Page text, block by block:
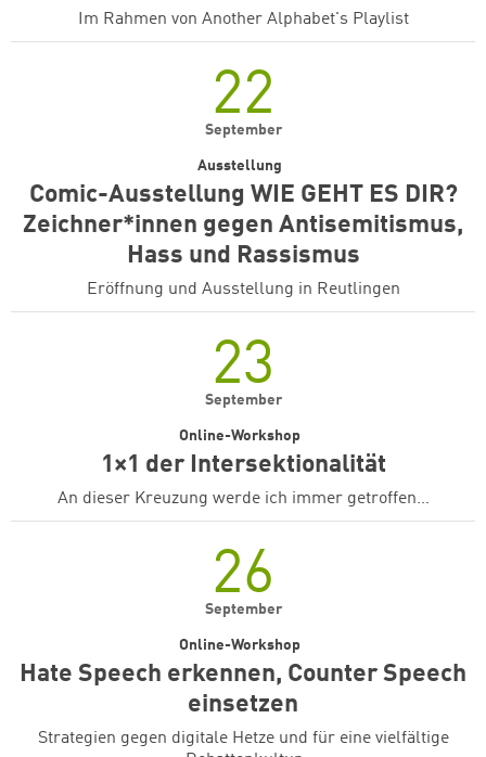
Im Rahmen von Another Alphabet's Playlist
22
September
Comic-Ausstellung WIE GEHT ES DIR?
Zeichner*innen gegen Antisemitismus,
Hass und Rassismus
Ausstellung
Eröffnung und Ausstellung in Reutlingen
23
September
1×1 der Intersektionalität
Online-Workshop
An dieser Kreuzung werde ich immer getroffen…
26
September
Hate Speech erkennen, Counter Speech
einsetzen
Online-Workshop
Strategien gegen digitale Hetze und für eine vielfältige